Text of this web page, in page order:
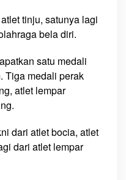
tinju, satunya lagi
bela diri.
satu medali
Tiga medali perak
atlet lempar
dari atlet bocia, atlet
dari atlet lempar